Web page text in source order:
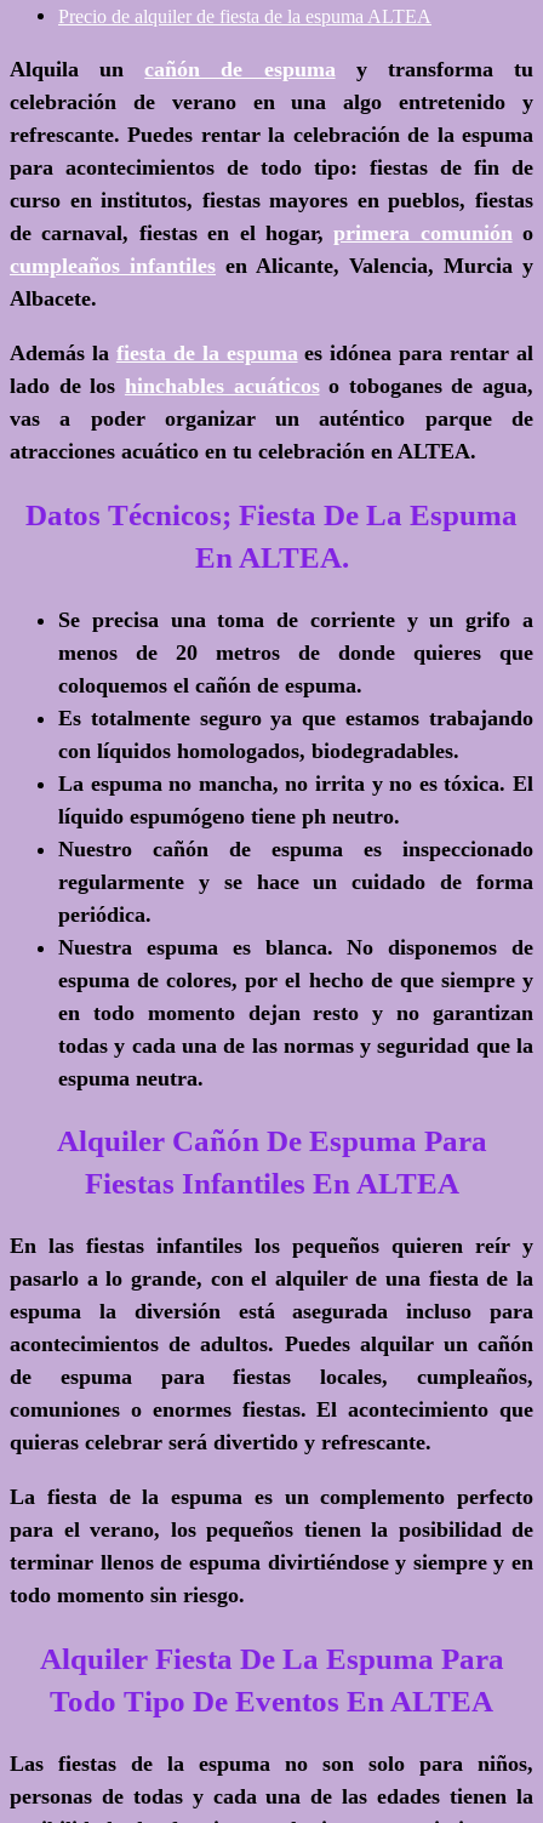
Precio de alquiler de fiesta de la espuma ALTEA
Alquila uncañón de espumay transforma tu
celebración de verano en una algo entretenido y
refrescante. Puedes rentar la celebración de la espuma
para acontecimientos de todo tipo: fiestas de fin de
curso en institutos, fiestas mayores en pueblos, fiestas
de carnaval, fiestas en el hogar,primera comunióno
cumpleaños infantiles en Alicante, Valencia, Murcia y
Albacete.
Además la fiesta de la espumaes idónea para rentar al
lado de los hinchables acuáticoso toboganes de agua,
vas a poder organizar un auténtico parque de
atracciones acuático en tu celebración en ALTEA.
Datos Técnicos; Fiesta De La Espuma
En ALTEA.
Se precisa una toma de corriente y un grifo a
menos de 20 metros de donde quieres que
coloquemos el cañón de espuma.
Es totalmente seguro ya que estamos trabajando
con líquidos homologados, biodegradables.
La espuma no mancha, no irrita y no es tóxica. El
líquido espumógeno tiene ph neutro.
Nuestro cañón de espuma es inspeccionado
regularmente y se hace un cuidado de forma
periódica.
Nuestra espuma es blanca. No disponemos de
espuma de colores, por el hecho de que siempre y
en todo momento dejan resto y no garantizan
todas y cada una de las normas y seguridad que la
espuma neutra.
Alquiler Cañón De Espuma Para
Fiestas Infantiles En ALTEA
En las fiestas infantiles los pequeños quieren reír y
pasarlo a lo grande, con el alquiler de una fiesta de la
espuma la diversión está asegurada incluso para
acontecimientos de adultos. Puedes alquilar un cañón
de espuma para fiestas locales, cumpleaños,
comuniones o enormes fiestas. El acontecimiento que
quieras celebrar será divertido y refrescante.
La fiesta de la espuma es un complemento perfecto
para el verano, los pequeños tienen la posibilidad de
terminar llenos de espuma divirtiéndose y siempre y en
todo momento sin riesgo.
Alquiler Fiesta De La Espuma Para
Todo Tipo De Eventos En ALTEA
Las fiestas de la espuma no son solo para niños,
personas de todas y cada una de las edades tienen la